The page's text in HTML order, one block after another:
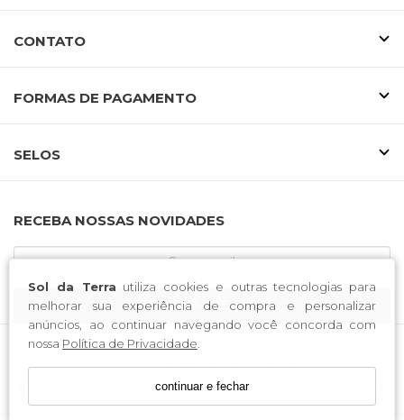
Sol da Terra utiliza cookies e outras tecnologias para
melhorar sua experiência de compra e personalizar
anúncios, ao continuar navegando você concorda com
nossa Política de Privacidade
continuar e fechar
CONTATO
FORMAS DE PAGAMENTO
SELOS
RECEBA NOSSAS NOVIDADES
CADASTRE-SE
Sol da Terra / CNPJ: 03.938.262/0001-90
Endereço: Av. Bernardo Sayao, nº 703, Centro Oeste, Goiânia -
GO - CEP: 74550-020